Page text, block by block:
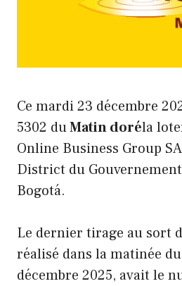
Ce mardi 23 décembre
5302 duMatin doréla
Online Business Group
District du
Bogotá.
Le dernier tirage au sort
réalisé dans la matinée
décembre 2025, avait le